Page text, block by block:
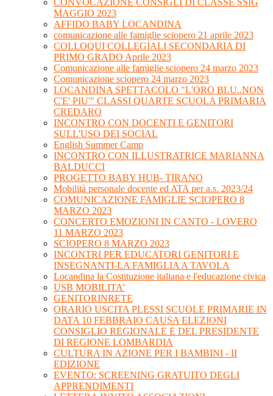
CONVOCAZIONE CONSIGLI DI CLASSE SSIG
MAGGIO 2023
AFFIDO BABY LOCANDINA
comunicazione alle famiglie sciopero 21 aprile 2023
COLLOQUI COLLEGIALI SECONDARIA DI
PRIMO GRADO Aprile 2023
Comunicazione alle famiglie sciopero 24 marzo 2023
Comunicazione sciopero 24 marzo 2023
LOCANDINA SPETTACOLO "L'ORO BLU..NON
C'E' PIU'" CLASSI QUARTE SCUOLA PRIMARIA
CREDARO
INCONTRO CON DOCENTI E GENITORI
SULL'USO DEI SOCIAL
English Summer Camp
INCONTRO CON ILLUSTRATRICE MARIANNA
BALDUCCI
PROGETTO BABY HUB- TIRANO
Mobilità personale docente ed ATA per a.s. 2023/24
COMUNICAZIONE FAMIGLIE SCIOPERO 8
MARZO 2023
CONCERTO EMOZIONI IN CANTO - LOVERO
11 MARZO 2023
SCIOPERO 8 MARZO 2023
INCONTRI PER EDUCATORI GENITORI E
INSEGNANTI-LA FAMIGLIA A TAVOLA
Locandina la Costituzione italiana e l'educazione civica
USB MOBILITA'
GENITORINRETE
ORARIO USCITA PLESSI SCUOLE PRIMARIE IN
DATA 10 FEBBRAIO CAUSA ELEZIONI
CONSIGLIO REGIONALE E DEL PRESIDENTE
DI REGIONE LOMBARDIA
CULTURA IN AZIONE PER I BAMBINI - II
EDIZIONE
EVENTO: SCREENING GRATUITO DEGLI
APPRENDIMENTI